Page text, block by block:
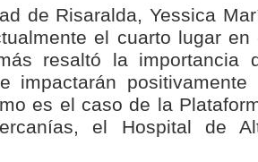
mental, innovación y paz
Gobierno Matiz en el municipio de
al avance de la construcción de 400
de Risaralda, Yessica
el cuarto lugar en
resaltó la importancia
impactarán positivamente
es el caso de la
el Hospital de